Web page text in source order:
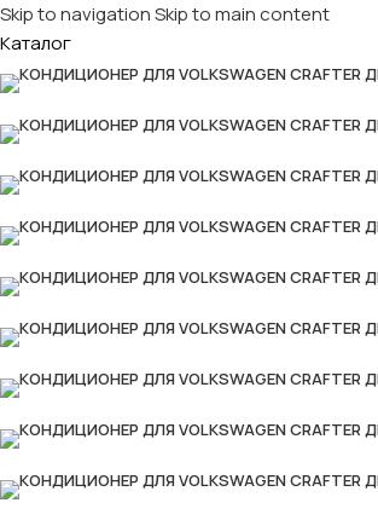
Skip to navigationSkip to main content
Каталог